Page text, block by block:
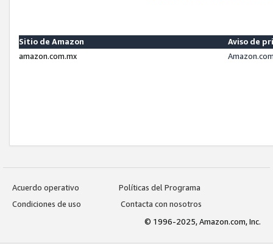
Sitio de Amazon
Aviso de
amazon.com.mx
Acuerdo operativo
Políticas del Programa
Condiciones de uso
Contacta con nosotros
© 1996-2025, Amazon.com, Inc.